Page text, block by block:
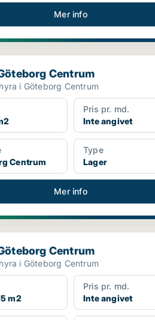
Mer info
Centrum
Centrum
i Göteborg Centrum
Pris pr. md.
Inte angivet
Centrum
Type
Lager
Mer info
Centrum
Centrum
i Göteborg Centrum
m2
Pris pr. md.
Inte angivet